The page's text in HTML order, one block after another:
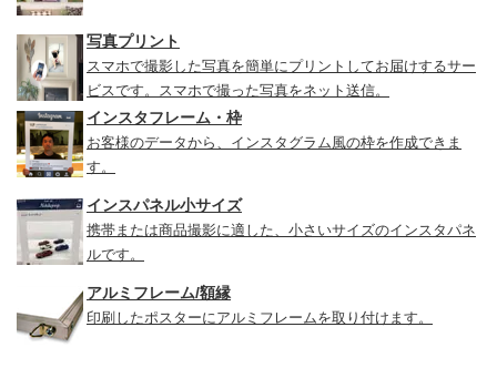
写真プリント
スマホで撮影した写真を簡単にプリントしてお届けするサー
ビスです。スマホで撮った写真をネット送信。
インスタフレーム・枠
お客様のデータから、インスタグラム風の枠を作成できま
す。
インスパネル小サイズ
携帯または商品撮影に適した、小さいサイズのインスタパネ
ルです。
アルミフレーム/額縁
印刷したポスターにアルミフレームを取り付けます。